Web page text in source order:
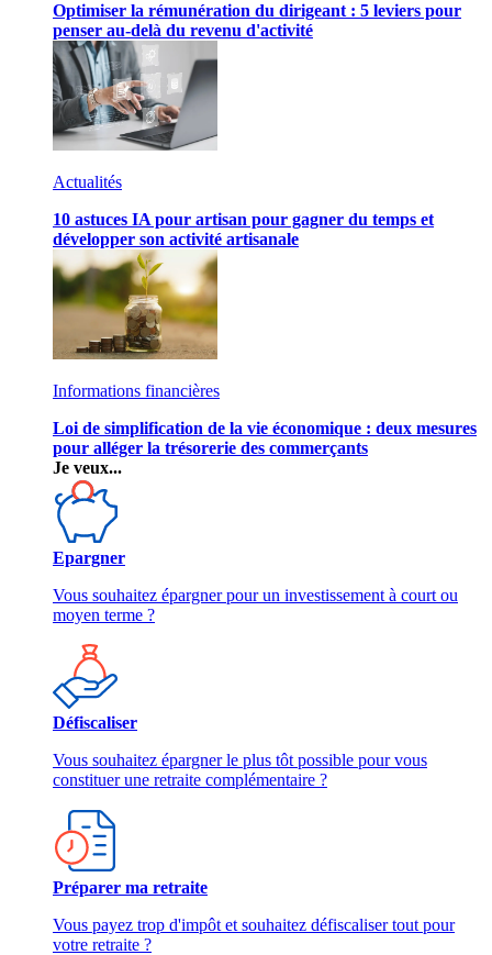
Optimiser la rémunération du dirigeant : 5 leviers pour
penser au-delà du revenu d'activité
Actualités
10 astuces IA pour artisan pour gagner du temps et
développer son activité artisanale
Informations financières
Loi de simplification de la vie économique : deux mesures
pour alléger la trésorerie des commerçants
Je veux...
Epargner
Vous souhaitez épargner pour un investissement à court ou
moyen terme ?
Défiscaliser
Vous souhaitez épargner le plus tôt possible pour vous
constituer une retraite complémentaire ?
Préparer ma retraite
Vous payez trop d'impôt et souhaitez défiscaliser tout pour
votre retraite ?